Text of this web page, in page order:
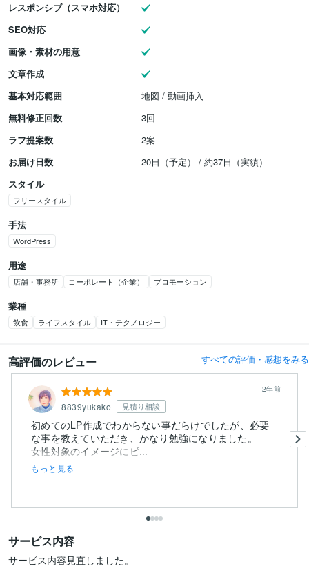
レスポンシブ（スマホ対応）
SEO対応
画像・素材の用意
文章作成
基本対応範囲
地図 / 動画挿入
無料修正回数
3回
ラフ提案数
2案
お届け日数
20日（予定） / 約37日（実績）
スタイル
フリースタイル
手法
WordPress
用途
店舗・事務所 コーポレート（企業） プロモーション
業種
飲食 ライフスタイル IT・テクノロジー
高評価のレビュー すべての評価・感想をみる
8839yukako 見積り相談
2年前
初めてのLP作成でわからない事だらけでしたが、必要
な事を教えていただき、かなり勉強になりました。
女性対象のイメージにピ...
もっと見る
サービス内容
サービス内容見直しました。